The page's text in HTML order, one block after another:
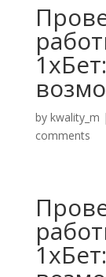
by kwality_m |
comments